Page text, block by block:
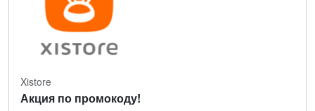
Xistore
Акция по промокоду!